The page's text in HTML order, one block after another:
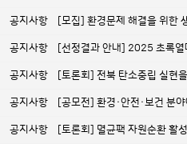
공지사항 [모집] 환경문제 해결을 위한
공지사항 [선정결과 안내] 2025 초록
공지사항 [토론회] 전북 탄소중립 실현
공지사항 [공모전] 환경·안전·보건 분
공지사항 [토론회] 멸균팩 자원순환 활